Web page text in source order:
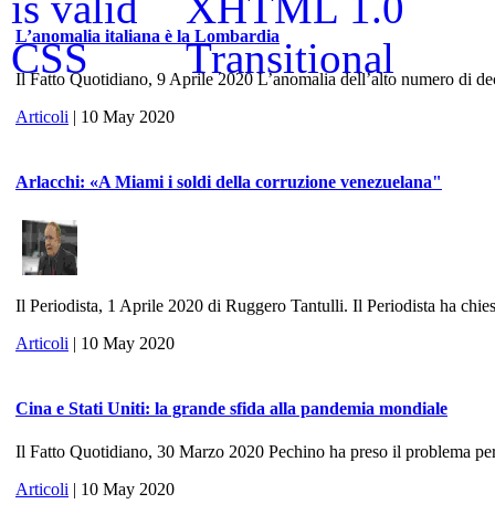
L’anomalia italiana è la Lombardia
Il Fatto Quotidiano, 9 Aprile 2020 L’anomalia dell’alto numero di
Articoli | 10 May 2020
Arlacchi: «A Miami i soldi della corruzione venezuelana"
Il Periodista, 1 Aprile 2020 di Ruggero Tantulli. Il Periodista ha
Articoli | 10 May 2020
Cina e Stati Uniti: la grande sfida alla pandemia mondiale
Il Fatto Quotidiano, 30 Marzo 2020 Pechino ha preso il problema
Articoli | 10 May 2020